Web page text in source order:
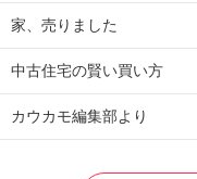
家、売りました
中古住宅の賢い買い方
カウカモ編集部より